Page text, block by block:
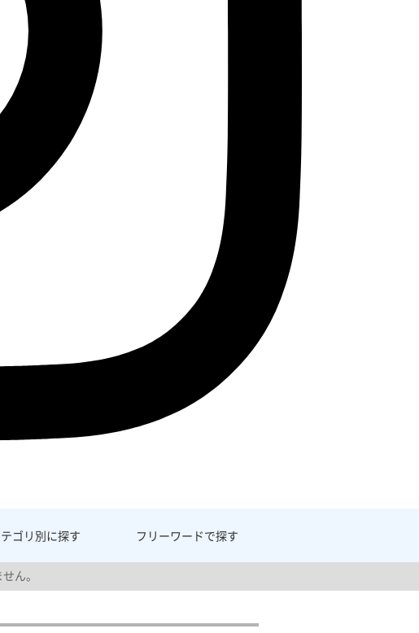
ゴリ別に探す フリーワードで探す
ん。